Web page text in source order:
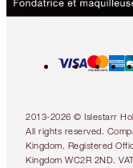
2013-2026 © Islestarr
All rights reserved.
Kingdom. Registered
Kingdom WC2R 2ND.